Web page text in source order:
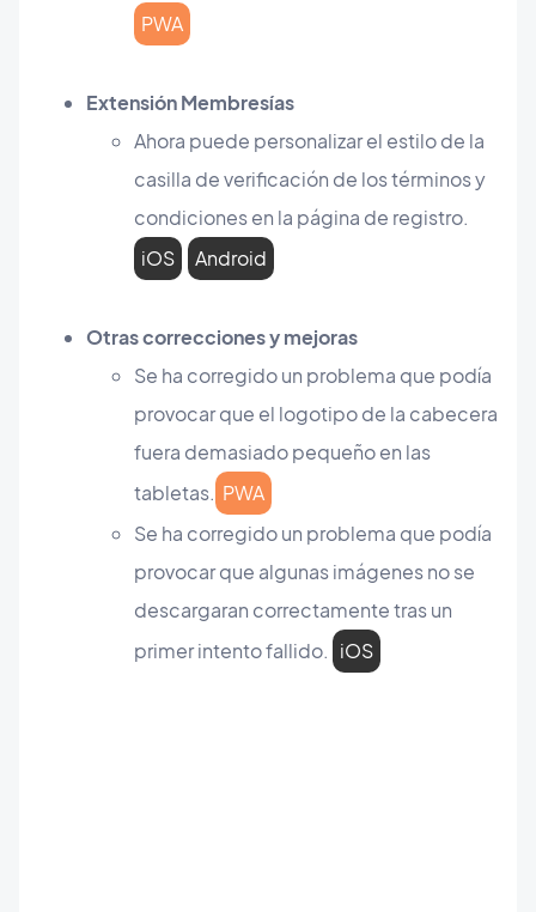
PWA
Extensión Membresías
Ahora puede personalizar el estilo de la
casilla de verificación de los términos y
condiciones en la página de registro.
iOS
Android
Otras correcciones y mejoras
Se ha corregido un problema que podía
provocar que el logotipo de la cabecera
fuera demasiado pequeño en las
tabletas. PWA
Se ha corregido un problema que podía
provocar que algunas imágenes no se
descargaran correctamente tras un
primer intento fallido. iOS